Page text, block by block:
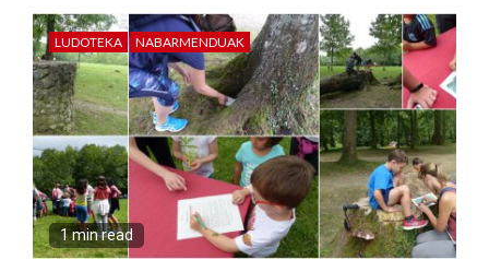
LUDOTEKA NABARMENDUAK
1 min read